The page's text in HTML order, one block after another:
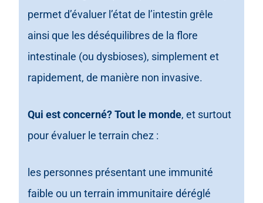
permet d’évaluer l’état de l’intestin grêle
ainsi que les déséquilibres de la flore
intestinale (ou dysbioses), simplement et
rapidement, de manière non invasive.
Qui est concerné? Tout le monde, et surtout
pour évaluer le terrain chez :
les personnes présentant une immunité
faible ou un terrain immunitaire déréglé